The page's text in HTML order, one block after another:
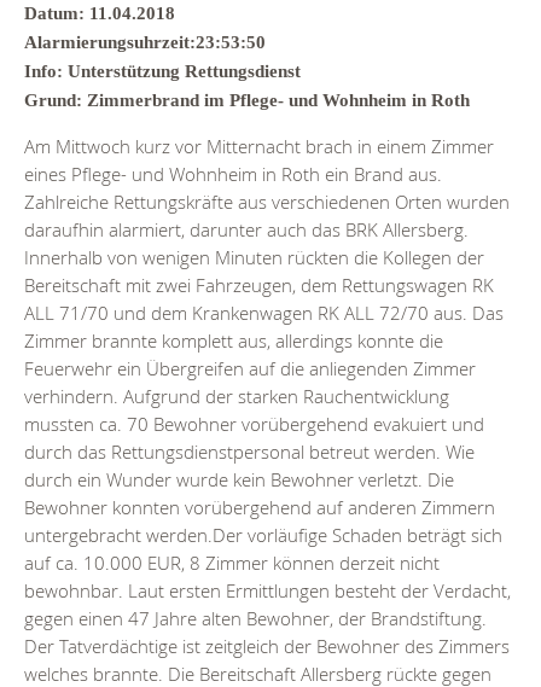
Datum: 11.04.2018
Alarmierungsuhrzeit:23:53:50
Info: Unterstützung Rettungsdienst
Grund: Zimmerbrand im Pflege- und Wohnheim in Roth
Am Mittwoch kurz vor Mitternacht brach in einem Zimmer
eines Pflege- und Wohnheim in Roth ein Brand aus.
Zahlreiche Rettungskräfte aus verschiedenen Orten wurden
daraufhin alarmiert, darunter auch das BRK Allersberg.
Innerhalb von wenigen Minuten rückten die Kollegen der
Bereitschaft mit zwei Fahrzeugen, dem Rettungswagen RK
ALL 71/70 und dem Krankenwagen RK ALL 72/70 aus. Das
Zimmer brannte komplett aus, allerdings konnte die
Feuerwehr ein Übergreifen auf die anliegenden Zimmer
verhindern. Aufgrund der starken Rauchentwicklung
mussten ca. 70 Bewohner vorübergehend evakuiert und
durch das Rettungsdienstpersonal betreut werden. Wie
durch ein Wunder wurde kein Bewohner verletzt. Die
Bewohner konnten vorübergehend auf anderen Zimmern
untergebracht werden.Der vorläufige Schaden beträgt sich
auf ca. 10.000 EUR, 8 Zimmer können derzeit nicht
bewohnbar. Laut ersten Ermittlungen besteht der Verdacht,
gegen einen 47 Jahre alten Bewohner, der Brandstiftung.
Der Tatverdächtige ist zeitgleich der Bewohner des Zimmers
welches brannte. Die Bereitschaft Allersberg rückte gegen